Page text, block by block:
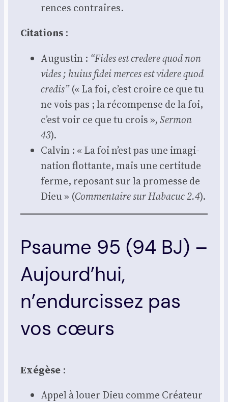
rences contraires.
Cita­tions :
Augus­tin : “Fides est cre­dere quod non
vides ; huius fidei merces est videre quod
cre­dis”(« La foi, c’est croire ce que tu
ne vois pas ; la récom­pense de la foi,
c’est voir ce que tu crois »,Ser­mon
43).
Cal­vin : « La foi n’est pas une ima­gi­
na­tion flot­tante, mais une cer­ti­tude
ferme, repo­sant sur la pro­messe de
Dieu » (Com­men­taire sur Haba­cuc 2.4).
Psaume 95 (94 BJ) –
Aujourd’hui,
n’endurcissez pas
vos cœurs
Exé­gèse :
Appel à louer Dieu comme Créa­teur